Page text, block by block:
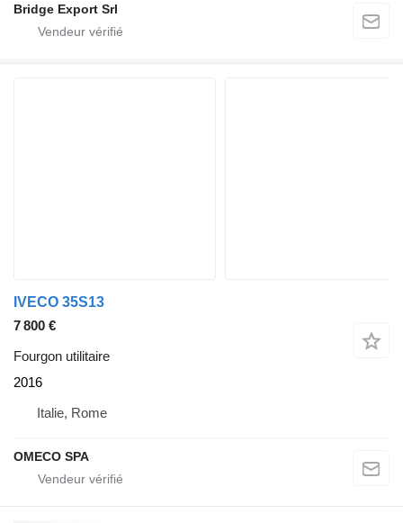
Bridge Export Srl
IVECO 35S13
7 800 €
Fourgon utilitaire
2016
Italie, Rome
OMECO SPA